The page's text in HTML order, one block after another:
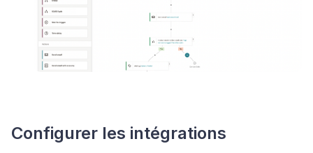
Configurer les intégrations